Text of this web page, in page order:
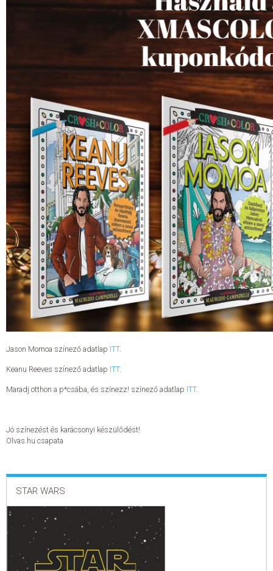
Jason Momoa színező adatlap ITT.
Keanu Reeves színező adatlap ITT.
Maradj otthon a p*csába, és színezz! színező adatlap ITT.
Jó színezést és karácsonyi készülődést!
Olvas.hu csapata
STAR WARS
KAPCSOLAT
ELŐRENDELHETŐ KIADVÁNYOK
ÚJDONSÁGOK
ELŐRENDELÉSI TOPLISTA
KÍVÁNSÁG TOPLISTA
ELADÁSI SIKERLISTA
ÁLTALÁNOS SZERZŐDÉSI FELTÉTELEK
ADATKEZELÉSI ÉS ADATVÉDELMI SZABÁLYZAT